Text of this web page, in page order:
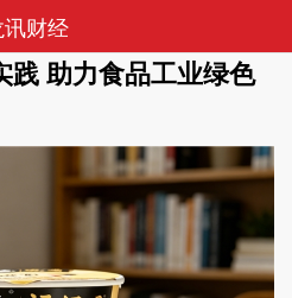
讯财经
践 助力食品工业绿色